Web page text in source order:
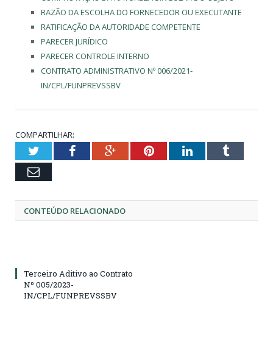
RAZÃO DA ESCOLHA DO FORNECEDOR OU EXECUTANTE
RATIFICAÇÃO DA AUTORIDADE COMPETENTE
PARECER JURÍDICO
PARECER CONTROLE INTERNO
CONTRATO ADMINISTRATIVO Nº 006/2021-
IN/CPL/FUNPREVSSBV
COMPARTILHAR:
TwitterFacebookGoogle+PinterestLinkedInTumblr
Email
CONTEÚDO RELACIONADO
Terceiro Aditivo ao Contrato
Nº 005/2023-
IN/CPL/FUNPREVSSBV